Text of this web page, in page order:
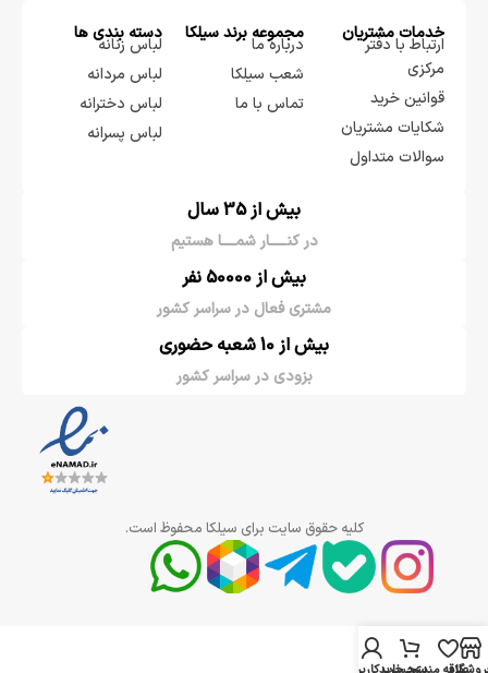
خدمات مشتریان
ارتباط با دفتر
مرکزی
قوانین خرید
شکایات مشتریان
سوالات متداول
مجموعه برند سيلكا
درباره ما
شعب سیلکا
تماس با ما
دسته بندی ها
لباس زنانه
لباس مردانه
لباس دخترانه
لباس پسرانه
بیش از 35 سال
در کنـــــار شمــــا هستیم
بیش از 50000 نفر
مشتری فعال در سراسر کشور
بیش از 10 شعبه حضوری
بزودی در سراسر کشور
کلیه حقوق سایت برای سیلکا محفوظ است.